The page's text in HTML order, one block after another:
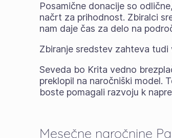
Posamične donacije so
načrt za prihodnost. Zbiralci
nam daje čas za delo na
Zbiranje sredstev zahteva
Seveda bo Krita vedno
preklopil na naročniški model.
boste pomagali razvoju k
Mesečne naročnine